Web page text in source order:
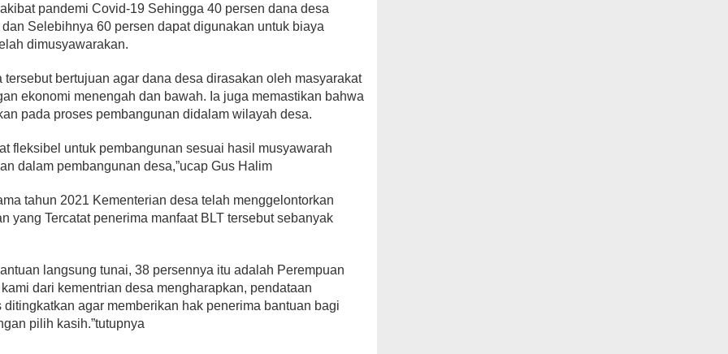
pandemi Covid-19 Sehingga 40 persen dana desa
Selebihnya 60 persen dapat digunakan untuk biaya
dimusyawarakan.
bertujuan agar dana desa dirasakan oleh masyarakat
ekonomi menengah dan bawah. Ia juga memastikan bahwa
pada proses pembangunan didalam wilayah desa.
fleksibel untuk pembangunan sesuai hasil musyawarah
dalam pembangunan desa,”ucap Gus Halim
tahun 2021 Kementerian desa telah menggelontorkan
yang Tercatat penerima manfaat BLT tersebut sebanyak
langsung tunai, 38 persennya itu adalah Perempuan
dari kementrian desa mengharapkan, pendataan
agar memberikan hak penerima bantuan bagi
pilih kasih.”tutupnya